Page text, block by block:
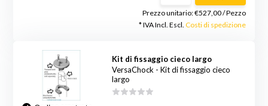
Prezzo unitario:€527,00/Pezzo
* IVA Incl. Escl. Costi di spedizione
Kit di fissaggio cieco largo
VersaChock - Kit di fissaggio cieco
largo